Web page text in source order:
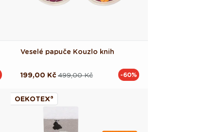
Veselé papuče Kouzlo knih
Běžná
499,00 Kč
Výprodejová
199,00 Kč -60%
OEKOTEX®